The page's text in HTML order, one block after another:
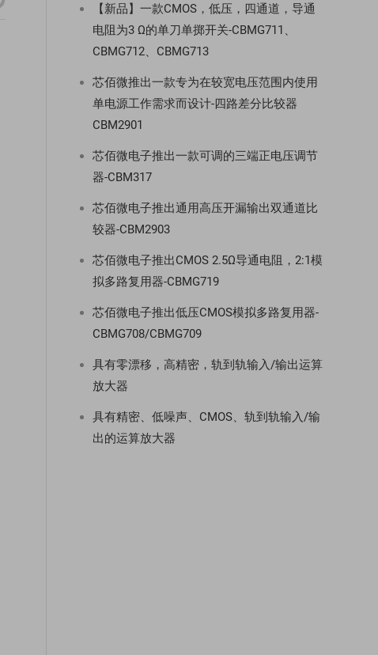
【新品】一款CMOS，低压，四通道，导通
电阻为3 Ω的单刀单掷开关-CBMG711、
CBMG712、CBMG713
芯佰微推出一款专为在较宽电压范围内使用
单电源工作需求而设计-四路差分比较器
CBM2901
芯佰微电子推出一款可调的三端正电压调节
器-CBM317
芯佰微电子推出通用高压开漏输出双通道比
较器-CBM2903
芯佰微电子推出CMOS 2.5Ω导通电阻，2:1模
拟多路复用器-CBMG719
芯佰微电子推出低压CMOS模拟多路复用器-
CBMG708/CBMG709
具有零漂移，高精密，轨到轨输入/输出运算
放大器
具有精密、低噪声、CMOS、轨到轨输入/输
出的运算放大器